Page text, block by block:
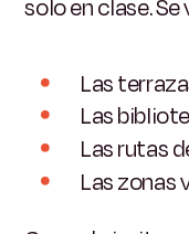
solo en clase. Se
Las
Las
Las rutas
Las zonas